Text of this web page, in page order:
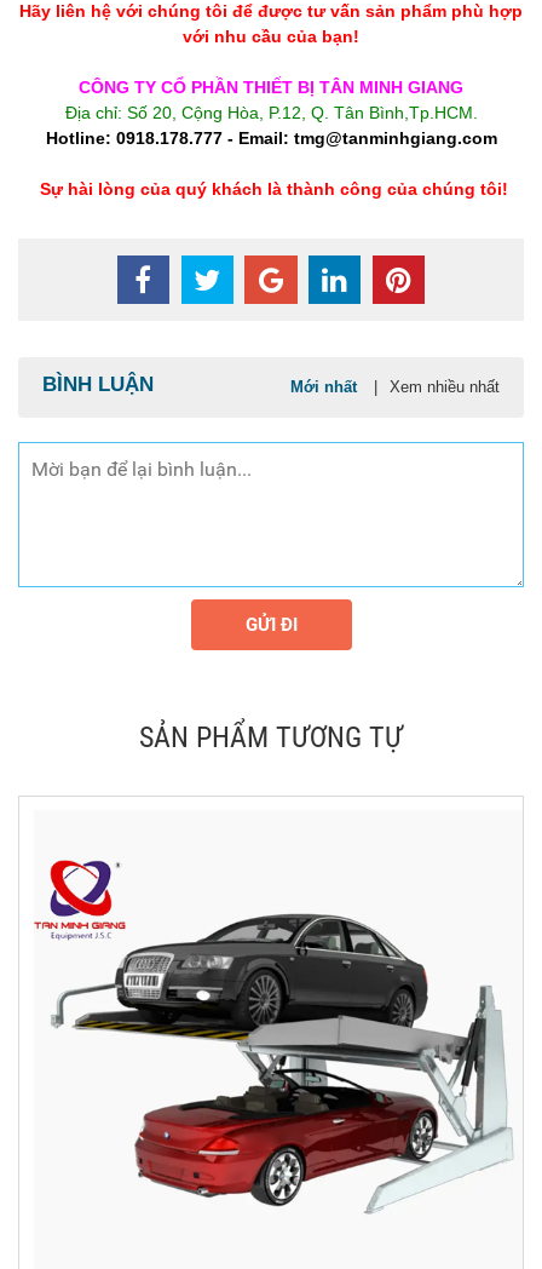
Hãy liên hệ với chúng tôi để được tư vấn sản phẩm phù hợp
với nhu cầu của bạn!
CÔNG TY CỔ PHẦN THIẾT BỊ TÂN MINH GIANG
Địa chỉ: Số 20, Cộng Hòa, P.12, Q. Tân Bình,Tp.HCM.
Hotline: 0918.178.777 - Email: tmg@tanminhgiang.com
Sự hài lòng của quý khách là thành công của chúng tôi!
BÌNH LUẬN Mới nhất Xem nhiều nhất
GỬI ĐI
SẢN PHẨM TƯƠNG TỰ